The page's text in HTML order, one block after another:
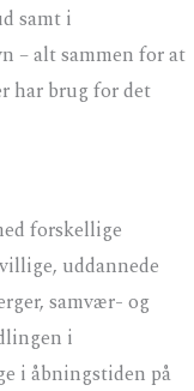
samt i
– alt sammen for at
har brug for det
forskellige
uddannede
samvær- og
i
i åbningstiden på